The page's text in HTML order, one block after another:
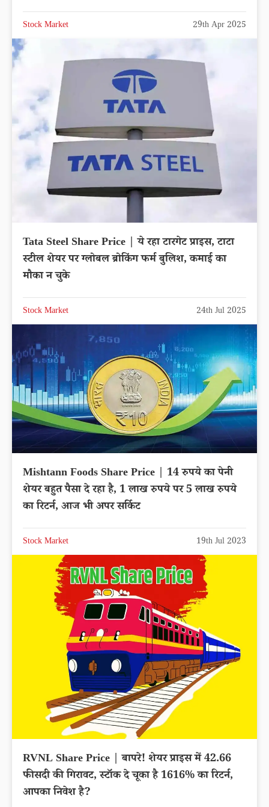
Stock Market 29th Apr 2025
Tata Steel Share Price | ये रहा टारगेट प्राइस, टाटा
स्टील शेयर पर ग्लोबल ब्रोकिंग फर्म बुलिश, कमाई का
मौका न चुके
Stock Market 24th Jul 2025
Mishtann Foods Share Price | 14 रुपये का पेनी
शेयर बहुत पैसा दे रहा है, 1 लाख रुपये पर 5 लाख रुपये
का रिटर्न, आज भी अपर सर्किट
Stock Market 19th Jul 2023
RVNL Share Price | बापरे! शेयर प्राइस में 42.66
फीसदी की गिरावट, स्टॉक दे चूका है 1616% का रिटर्न,
आपका निवेश है?